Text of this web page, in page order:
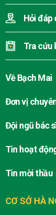
CƠ SỞ HÀ
Hỏi đáp
Tra cứu
Về Bạch Mai
Đơn vị
Đội ngũ bác
Tin hoạt
Tin mời thầu